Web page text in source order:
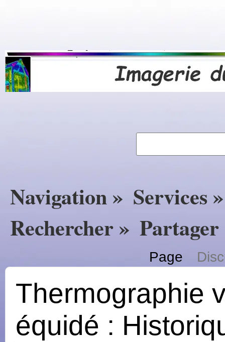
Navigation » Services »
Rechercher » Partager
Page
Thermographie
équidé :